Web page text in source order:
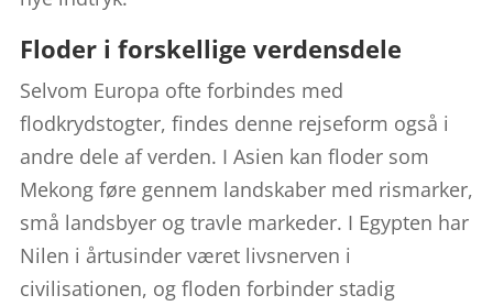
Floder i forskellige verdensdele
Selvom Europa ofte forbindes med
flodkrydstogter, findes denne rejseform også i
andre dele af verden. I Asien kan floder som
Mekong føre gennem landskaber med rismarker,
små landsbyer og travle markeder. I Egypten har
Nilen i årtusinder været livsnerven i
civilisationen, og floden forbinder stadig